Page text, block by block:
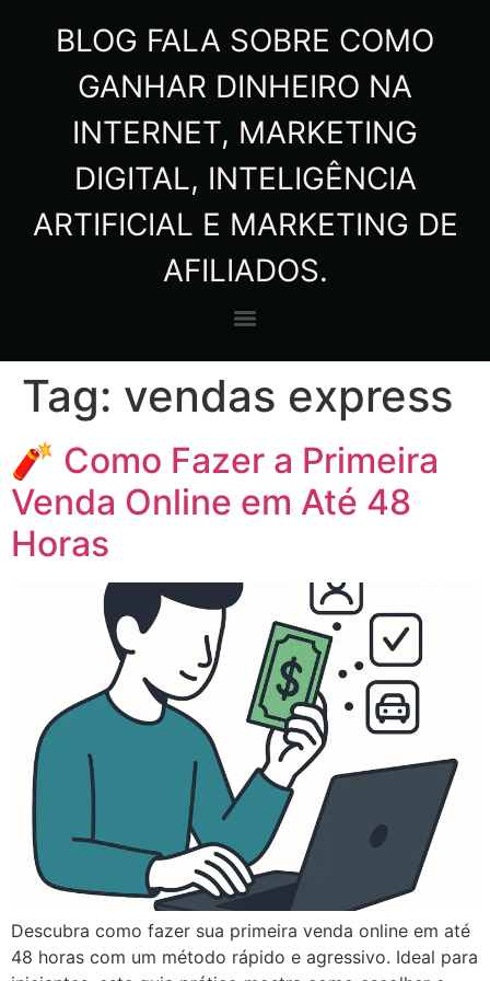
BLOG FALA SOBRE COMO
GANHAR DINHEIRO NA
INTERNET, MARKETING
DIGITAL, INTELIGÊNCIA
ARTIFICIAL E MARKETING DE
AFILIADOS.
Tag: vendas express
🧨 Como Fazer a Primeira
Venda Online em Até 48
Horas
Descubra como fazer sua primeira venda online em até
48 horas com um método rápido e agressivo. Ideal para